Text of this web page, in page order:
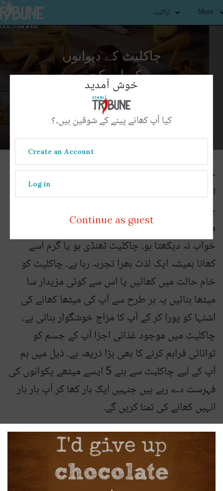
خوش آمدید
کیا آپ کھانے پینے کے شوقین ہیں۔؟
Create an Account
Log in
Continue as guest
تراکیب More
چاکلیٹ کے دیوانوں
کے لیے کچھ
خاص۔۔۔۔۔
چاہے بچے ہوں یا بڑے، عورت ہو یا مرد چاکلیٹ ایک
ایسی مزیدار چیز ہے جسے سبھی پسند کرتے ہیں۔
چاکلیٹ کھانے سے کوئی بھی انکار نہیں کرتا۔ اس دنیا
میں شاید ہی کوئی ایسا شخص ہو جو چاکلیٹ کے
خواب نہ دیکھتا ہو۔ چاکلیٹ ٹھنڈی ہو یا گرم اسے
کھانا ہمیشہ ایک لذت بھرا تجربہ رہا ہے۔ چاکلیٹ کو
خام حالت میں کھائیں یا اس سے کوئی مزیدار سا
میٹھا بنائیں یہ ہر طرح سے آپ کی میٹھا کھانے کی
اشتہا کو پورا کر کے آپ کا مزاج خوشگوار بناتی ہے۔
چاکلیٹ میں موجود غذائی اجزا آپ کے جسم کو
توانائی فراہم کرنے کا بھی بڑا ذریعہ ہے۔ ذیل میں ہم
آپ کے لیے چاکلیٹ سے بنے 5 ایسے میٹھے پکوانوں کی
فہرست دے رہے ہیں جنہیں ایک بار کھا کر آپ بار بار
انہیں کھانے کی تمنا کریں گے۔